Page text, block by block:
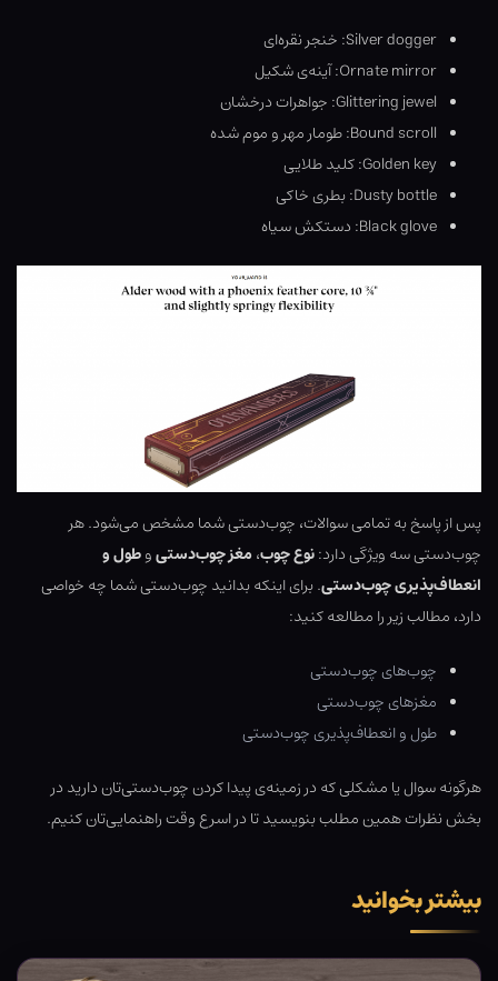
Silver dogger: خنجر نقره‌ای
Ornate mirror: آینه‌ی شکیل
Glittering jewel: جواهرات درخشان
Bound scroll: طومار مهر و موم شده
Golden key: کلید طلایی
Dusty bottle: بطری خاکی
Black glove: دستکش سیاه
پس از پاسخ به تمامی سوالات، چوب‌دستی شما مشخص می‌شود. هر
چوب‌دستی سه ویژگی دارد:نوع چوب، مغز چوب‌دستیوطول و
انعطاف‌پذیری چوب‌دستی. برای اینکه بدانید چوب‌دستی شما چه خواصی
دارد، مطالب زیر را مطالعه کنید:
چوب‌های چوب‌دستی
مغزهای چوب‌دستی
طول و انعطاف‌پذیری چوب‌دستی
هرگونه سوال یا مشکلی که در زمینه‌ی پیدا کردن چوب‌دستی‌تان دارید در
بخش نظرات همین مطلب بنویسید تا در اسرع وقت راهنمایی‌تان کنیم.
بیشتر بخوانید